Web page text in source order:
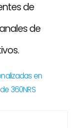
de
de
en
360NRS